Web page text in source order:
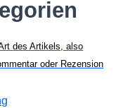
des Artikels, also
oder Rezension